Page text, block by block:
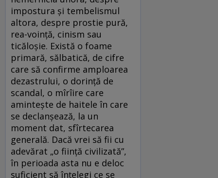
impostura și tembelismul
altora, despre prostie pură,
rea-voință, cinism sau
ticăloșie. Există o foame
primară, sălbatică, de cifre
care să confirme amploarea
dezastrului, o dorință de
scandal, o mîrîire care
amintește de haitele în care
se declanșează, la un
moment dat, sfîrtecarea
generală. Dacă vrei să fii cu
adevărat „o ființă civilizată”,
în perioada asta nu e deloc
suficient să înțelegi ce se